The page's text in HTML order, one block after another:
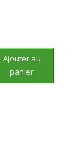
Ajouter au
panier